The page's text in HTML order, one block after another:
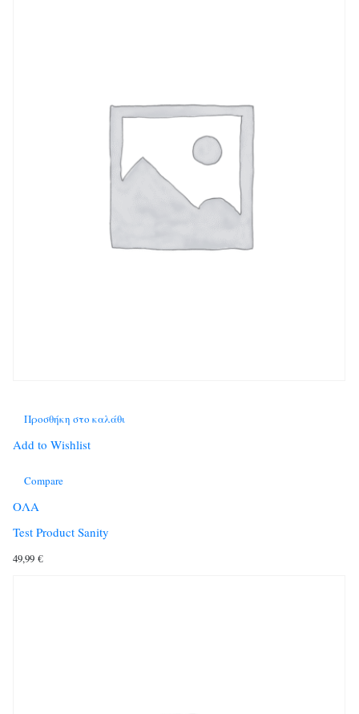
Προσθήκη στο καλάθι
Add to Wishlist
Compare
ΟΛΑ
Test Product Sanity
49,99 €